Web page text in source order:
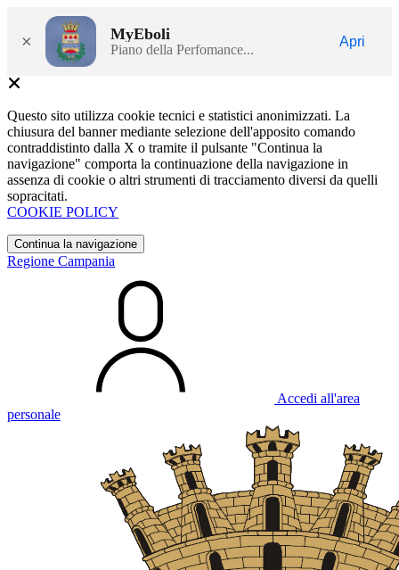
× MyEboli
Piano della Perfomance...
Apri
Questo sito utilizza cookie tecnici e statistici anonimizzati. La
chiusura del banner mediante selezione dell'apposito comando
contraddistinto dalla X o tramite il pulsante "Continua la
navigazione" comporta la continuazione della navigazione in
assenza di cookie o altri strumenti di tracciamento diversi da quelli
sopracitati.
COOKIE POLICY
Continua la navigazione
Regione Campania
Accedi all'area
personale